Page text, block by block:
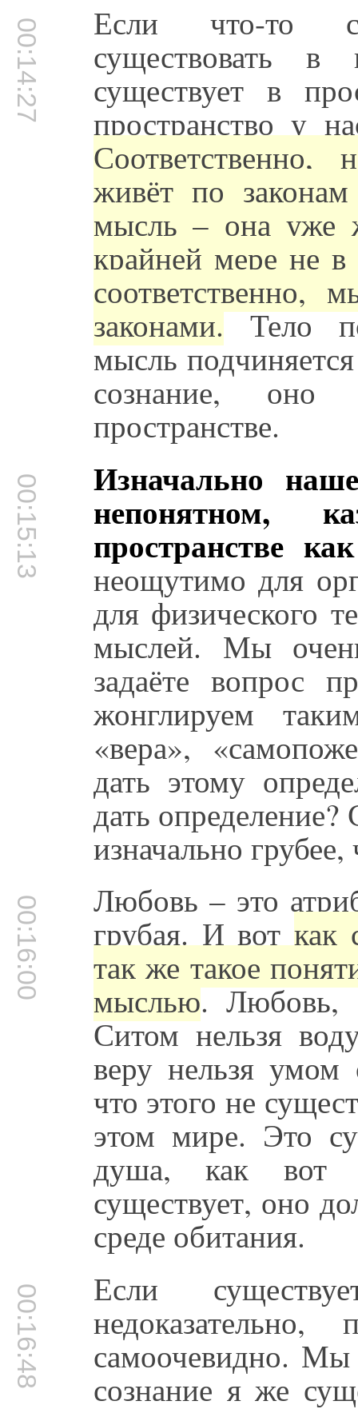
00:14:27 Если что-то
существовать
существует в
пространство у
живёт по
мысль – она уже
крайней мере не
соответственно,
законами.Тело
мысль
сознание,
пространстве.
00:15:13 Изначально
непонятном,
пространстве
неощутимо для
для физического
мыслей. Мы
задаёте вопрос
жонглируем
«вера»,
дать этому
дать
изначально
00:16:00 Любовь – это
грубая. И воткак
так же такое
мыслью. Любовь,
Ситом нельзя
веру нельзя умом
что этого не
этом мире. Это
душа, как вот
существует, оно
среде обитания.
00:16:48 Если
самоочевидно.
сознание я же